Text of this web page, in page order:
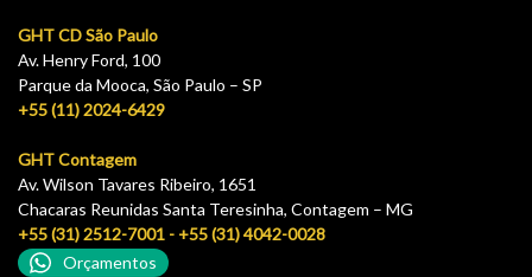
GHT CD São Paulo
Av. Henry Ford, 100
Parque da Mooca, São Paulo – SP
+55 (11) 2024-6429
GHT Contagem
Av. Wilson Tavares Ribeiro, 1651
Chacaras Reunidas Santa Teresinha, Contagem – MG
+55 (31) 2512-7001 - +55 (31) 4042-0028
Orçamentos